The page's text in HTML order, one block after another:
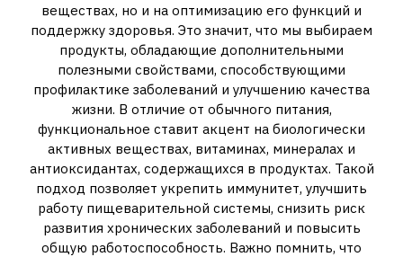
веществах, но и на оптимизацию его функций и
поддержку здоровья. Это значит, что мы выбираем
продукты, обладающие дополнительными
полезными свойствами, способствующими
профилактике заболеваний и улучшению качества
жизни. В отличие от обычного питания,
функциональное ставит акцент на биологически
активных веществах, витаминах, минералах и
антиоксидантах, содержащихся в продуктах. Такой
подход позволяет укрепить иммунитет, улучшить
работу пищеварительной системы, снизить риск
развития хронических заболеваний и повысить
общую работоспособность. Важно помнить, что